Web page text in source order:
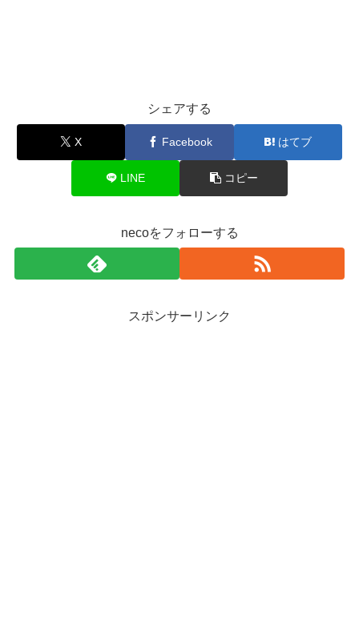
シェアする
X Facebook はてブ
LINE コピー
necoをフォローする
スポンサーリンク